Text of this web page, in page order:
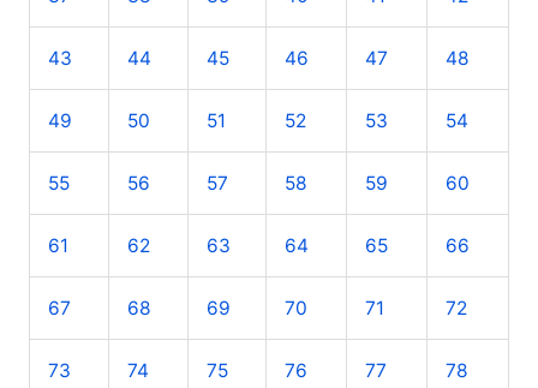
43 44 45 46 47 48
49 50 51 52 53 54
55 56 57 58 59 60
61 62 63 64 65 66
67 68 69 70 71 72
73 74 75 76 77 78